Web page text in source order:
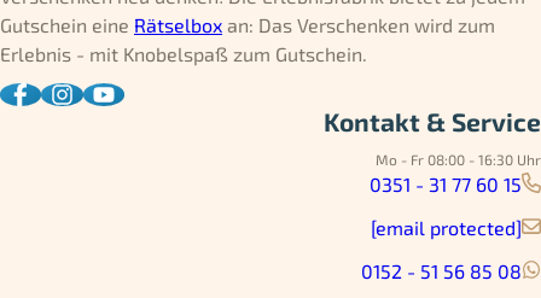
Gutschein eine Rätselbox an: Das Verschenken wird zum
Erlebnis - mit Knobelspaß zum Gutschein.
Kontakt & Service
Mo - Fr 08:00 - 16:30 Uhr
0351 - 31 77 60 15
[email protected]
0152 - 51 56 85 08